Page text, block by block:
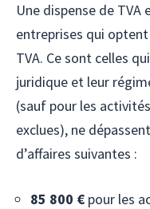
Une dispense de
entreprises qui
TVA. Ce sont celles
juridique et leur
(sauf pour les
exclues), ne
d’affaires suivantes :
85 800 € pour les